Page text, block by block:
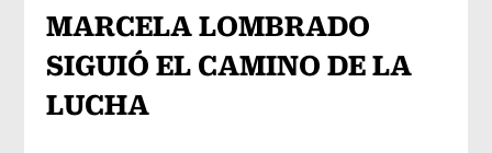
MARCELA LOMBRADO
SIGUIÓ EL CAMINO DE LA
LUCHA